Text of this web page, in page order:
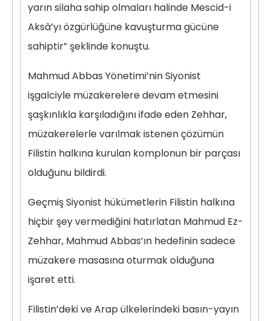
yarın silaha sahip olmaları halinde Mescid-i
Aksâ’yı özgürlüğüne kavuşturma gücüne
sahiptir” şeklinde konuştu.
Mahmud Abbas Yönetimi’nin Siyonist
işgalciyle müzakerelere devam etmesini
şaşkınlıkla karşıladığını ifade eden Zehhar,
müzakerelerle varılmak istenen çözümün
Filistin halkına kurulan komplonun bir parçası
olduğunu bildirdi.
Geçmiş Siyonist hükümetlerin Filistin halkına
hiçbir şey vermediğini hatırlatan Mahmud Ez-
Zehhar, Mahmud Abbas’ın hedefinin sadece
müzakere masasına oturmak olduğuna
işaret etti.
Filistin’deki ve Arap ülkelerindeki basın-yayın